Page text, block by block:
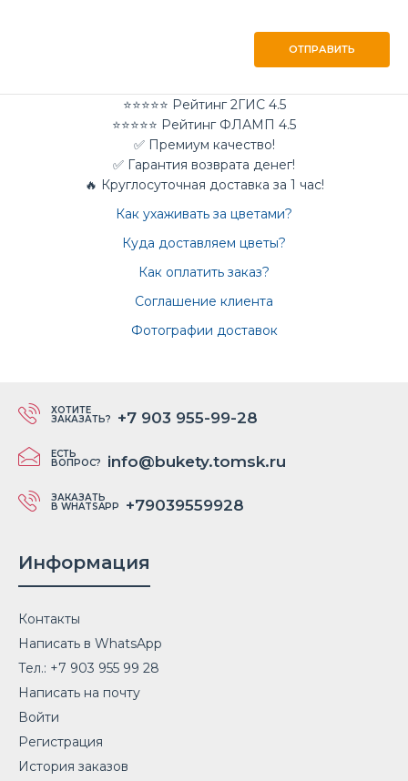
ОТПРАВИТЬ
⭐⭐⭐⭐⭐ Рейтинг 2ГИС 4.5
⭐⭐⭐⭐⭐ Рейтинг ФЛАМП 4.5
✅ Премиум качество!
✅ Гарантия возврата денег!
🔥 Круглосуточная доставка за 1 час!
Как ухаживать за цветами?
Куда доставляем цветы?
Как оплатить заказ?
Соглашение клиента
Фотографии доставок
ХОТИТЕ
ЗАКАЗАТЬ? +7 903 955-99-28
ЕСТЬ
ВОПРОС? info@bukety.tomsk.ru
ЗАКАЗАТЬ
В WHATSAPP +79039559928
Информация
Контакты
Написать в WhatsApp
Тел.: +7 903 955 99 28
Написать на почту
Войти
Регистрация
История заказов